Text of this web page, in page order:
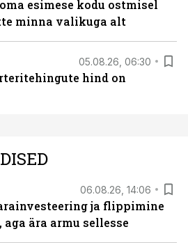
esimese kodu ostmisel
minna valikuga alt
05.08.26, 06:30
hind on
06.08.26, 14:06
ja flippimine
ära armu sellesse